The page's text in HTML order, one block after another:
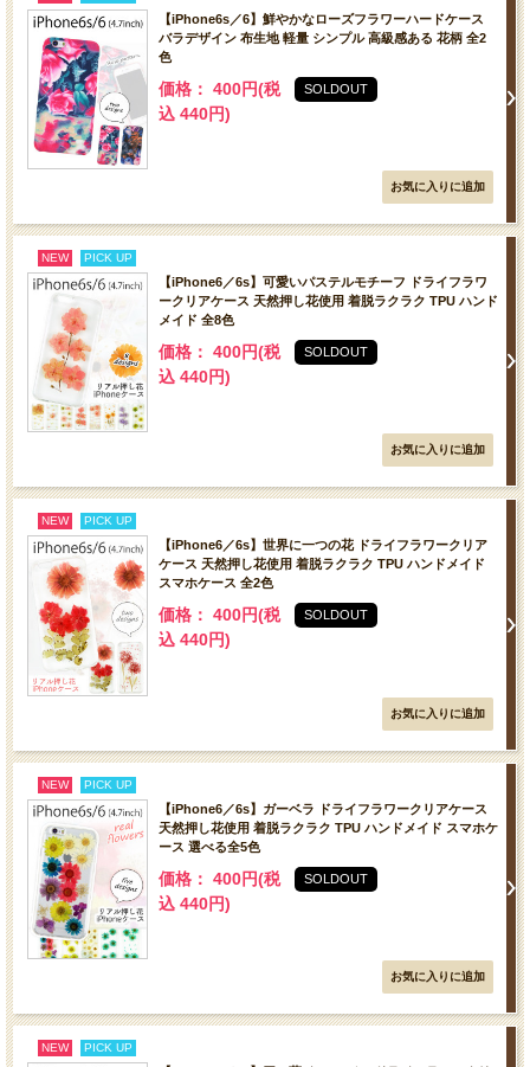
【iPhone6s／6】鮮やかなローズフラワーハードケース
バラデザイン 布生地 軽量 シンプル 高級感ある 花柄 全2
色
価格： 400円(税
込 440円)
SOLDOUT
NEW PICK UP
【iPhone6／6s】可愛いパステルモチーフ ドライフラワ
ークリアケース 天然押し花使用 着脱ラクラク TPU ハンド
メイド 全8色
価格： 400円(税
込 440円)
SOLDOUT
NEW PICK UP
【iPhone6／6s】世界に一つの花 ドライフラワークリア
ケース 天然押し花使用 着脱ラクラク TPU ハンドメイド
スマホケース 全2色
価格： 400円(税
込 440円)
SOLDOUT
NEW PICK UP
【iPhone6／6s】ガーベラ ドライフラワークリアケース
天然押し花使用 着脱ラクラク TPU ハンドメイド スマホケ
ース 選べる全5色
価格： 400円(税
込 440円)
SOLDOUT
NEW PICK UP